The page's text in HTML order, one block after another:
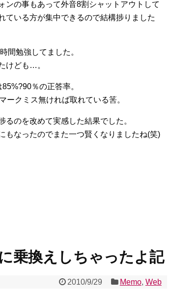
ンの事もあって外音8割シャットアウトして
ている方が集中できるので結構捗りました
間勉強してました。
けども…。
％の正答率。
ークミス無ければ取れている筈。
のを改めて実感した結果でした。
もなったのでまた一つ賢くなりましたね(笑)
乗換えしちゃったよ記
2010/9/29 Memo, Web